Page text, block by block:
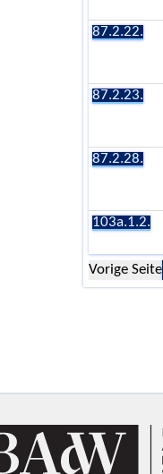
87.2.22.
87.2.23.
87.2.28.
103a.1.2.
Vorige Seite